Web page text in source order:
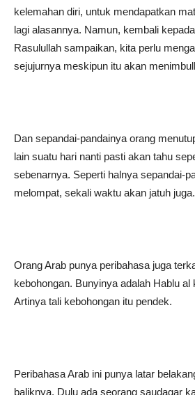
kelemahan diri, untuk mendapatkan
lagi alasannya. Namun, kembali
Rasulullah sampaikan, kita perlu
sejujurnya meskipun itu akan
Dan sepandai-pandainya orang
lain suatu hari nanti pasti akan tahu
sebenarnya. Seperti halnya sepandai-
melompat, sekali waktu akan jatuh juga.
Orang Arab punya peribahasa juga
kebohongan. Bunyinya adalah Hablu al
Artinya tali kebohongan itu pendek.
Peribahasa Arab ini punya latar
baliknya. Dulu ada seorang saudagar